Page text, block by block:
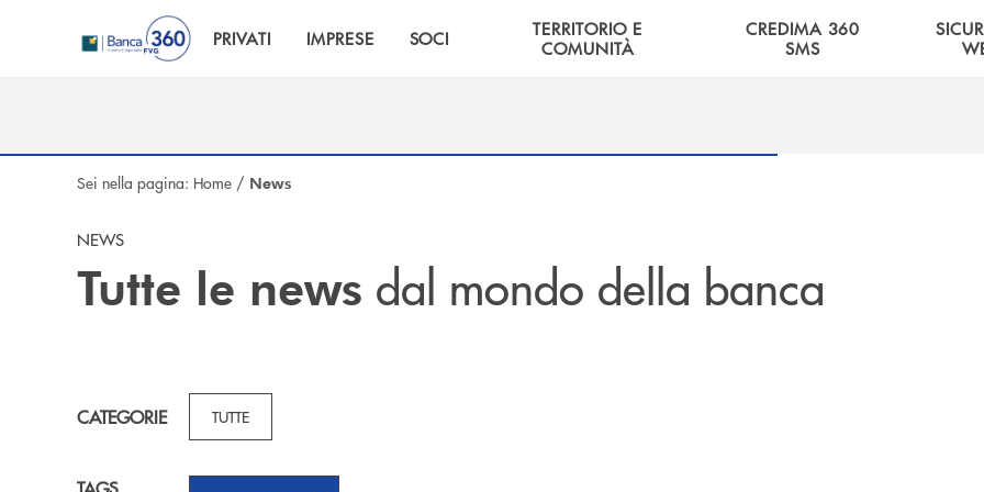
Salta al contenuto principale
PRIVATI IMPRESE SOCI
TERRITORIO E
COMUNITÀ
CREDIMA 360
SMS
Sei nella pagina: Home / News
NEWS
Tutte le news dal mondo della banca
CATEGORIE TUTTE